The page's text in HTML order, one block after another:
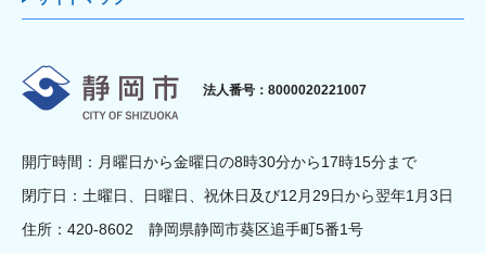
静岡市
法人番号：8000020221007
開庁時間：月曜日から金曜日の8時30分から17時15分まで
閉庁日：土曜日、日曜日、祝休日及び12月29日から翌年1月3日
住所：420-8602 静岡県静岡市葵区追手町5番1号